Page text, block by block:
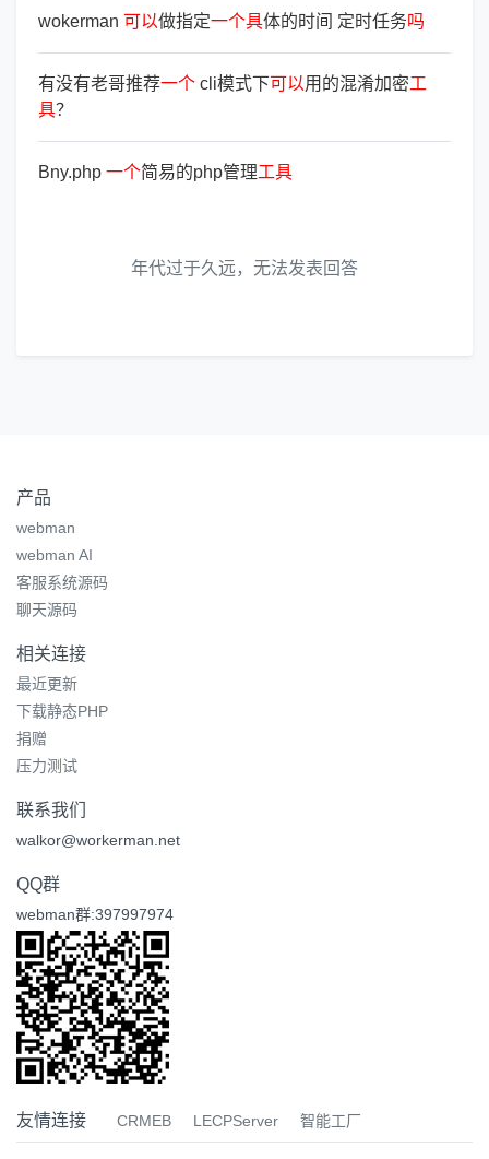
wokerman 可以做指定一个具体的时间 定时任务吗
有没有老哥推荐一个 cli模式下可以用的混淆加密工
具？
Bny.php 一个简易的php管理工具
年代过于久远，无法发表回答
产品
webman
webman AI
客服系统源码
聊天源码
相关连接
最近更新
下载静态PHP
捐赠
压力测试
联系我们
walkor@workerman.net
QQ群
webman群:397997974
友情连接 CRMEB LECPServer 智能工厂